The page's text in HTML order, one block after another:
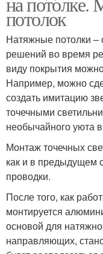
потолок
Натяжные потолки
решений во время
виду покрытия
Например, можно
создать имитацию
точечными
необычайного уюта
Монтаж точечных
как и в предыдущем
проводки.
После того, как
монтируется
основой для
направляющих,